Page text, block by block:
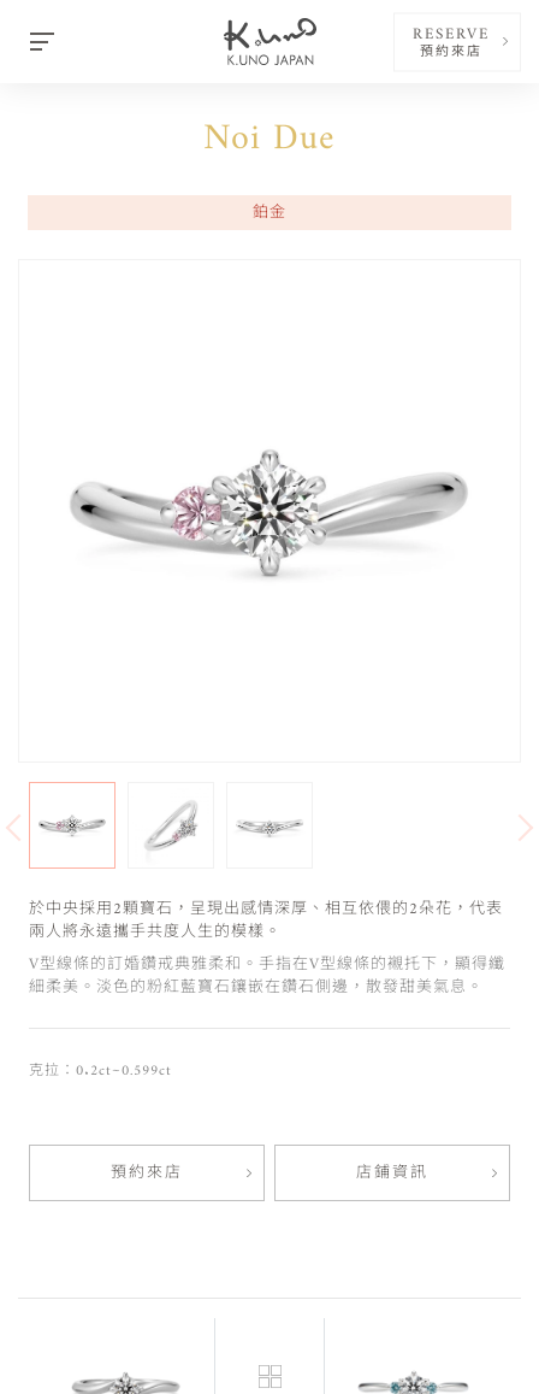
RESERVE
預約來店
Noi Due
鉑金
於中央採用2顆寶石，呈現出感情深厚、相互依偎的2朵花，代表
兩人將永遠攜手共度人生的模樣。
V型線條的訂婚鑽戒典雅柔和。手指在V型線條的襯托下，顯得纖
細柔美。淡色的粉紅藍寶石鑲嵌在鑽石側邊，散發甜美氣息。
克拉：0.2ct~0.599ct
預約來店 店鋪資訊